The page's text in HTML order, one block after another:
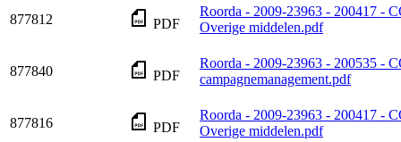
877812 PDF
Roorda - 2009-23963 - 200417 -
Overige middelen.pdf
877840 PDF
Roorda - 2009-23963 - 200535 -
campagnemanagement.pdf
877816 PDF
Roorda - 2009-23963 - 200417 -
Overige middelen.pdf